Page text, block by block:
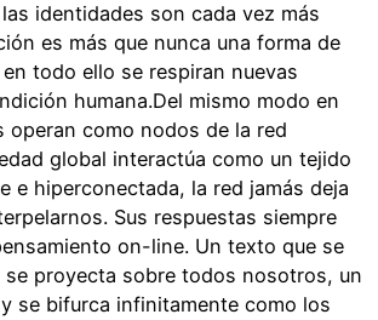
identidades son cada vez más
es más que nunca una forma de
todo ello se respiran nuevas
humana.Del mismo modo en
operan como nodos de la red
global interactúa como un tejido
e hiperconectada, la red jamás deja
Sus respuestas siempre
on-line. Un texto que se
se proyecta sobre todos nosotros, un
se bifurca infinitamente como los